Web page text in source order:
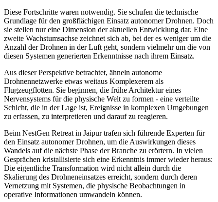
Diese Fortschritte waren notwendig. Sie schufen die technische
Grundlage für den großflächigen Einsatz autonomer Drohnen. Doch
sie stellen nur eine Dimension der aktuellen Entwicklung dar. Eine
zweite Wachstumsachse zeichnet sich ab, bei der es weniger um die
Anzahl der Drohnen in der Luft geht, sondern vielmehr um die von
diesen Systemen generierten Erkenntnisse nach ihrem Einsatz.
Aus dieser Perspektive betrachtet, ähneln autonome
Drohnennetzwerke etwas weitaus Komplexerem als
Flugzeugflotten. Sie beginnen, die frühe Architektur eines
Nervensystems für die physische Welt zu formen - eine verteilte
Schicht, die in der Lage ist, Ereignisse in komplexen Umgebungen
zu erfassen, zu interpretieren und darauf zu reagieren.
Beim NestGen Retreat in Jaipur trafen sich führende Experten für
den Einsatz autonomer Drohnen, um die Auswirkungen dieses
Wandels auf die nächste Phase der Branche zu erörtern. In vielen
Gesprächen kristallisierte sich eine Erkenntnis immer wieder heraus:
Die eigentliche Transformation wird nicht allein durch die
Skalierung des Drohneneinsatzes erreicht, sondern durch deren
Vernetzung mit Systemen, die physische Beobachtungen in
operative Informationen umwandeln können.